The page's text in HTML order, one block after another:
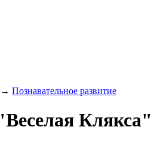
→ Познавательное развитие
Клякса"